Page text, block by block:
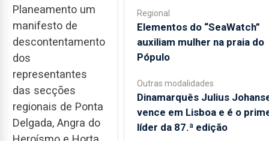
Planeamento um
manifesto de
descontentamento
dos
representantes
das secções
regionais de Ponta
Delgada, Angra do
Regional
​Elementos do “SeaWatch”
auxiliam mulher na praia do
Pópulo
Outras modalidades
Dinamarquês Julius
vence em Lisboa e é o
líder da 87.ª edição